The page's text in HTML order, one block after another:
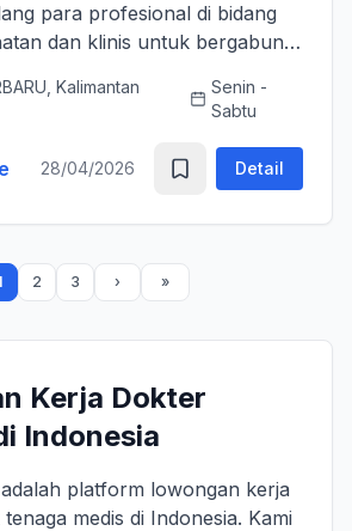
para profesional di bidang
dan klinis untuk bergabung
untuk memperkuat layanan
Kalimantan
Senin -
Sabtu
28/04/2026 Detail
2 3
Kerja Dokter
Indonesia
adalah platform lowongan kerja
medis di Indonesia. Kami